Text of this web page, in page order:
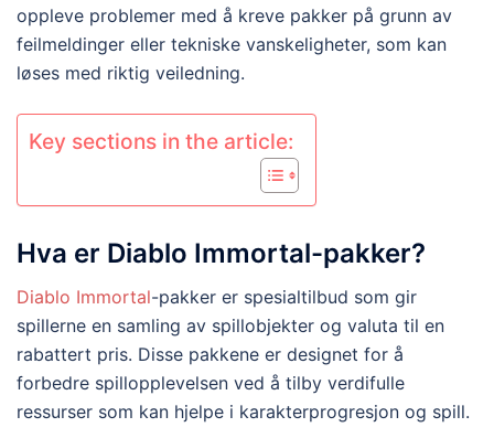
oppleve problemer med å kreve pakker på grunn av
feilmeldinger eller tekniske vanskeligheter, som kan
løses med riktig veiledning.
Key sections in the article:
Hva er Diablo Immortal-pakker?
Diablo Immortal-pakker er spesialtilbud som gir
spillerne en samling av spillobjekter og valuta til en
rabattert pris. Disse pakkene er designet for å
forbedre spillopplevelsen ved å tilby verdifulle
ressurser som kan hjelpe i karakterprogresjon og spill.